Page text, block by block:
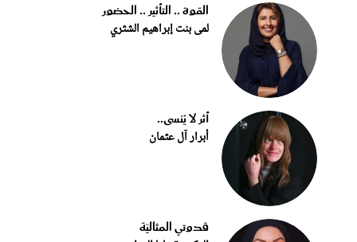
القوة .. التأثير .. الحضور
لمى بنت إبراهيم الشثري
أثر لا يُنسى..
أبرار آل عثمان
قدوتي المثاليّة